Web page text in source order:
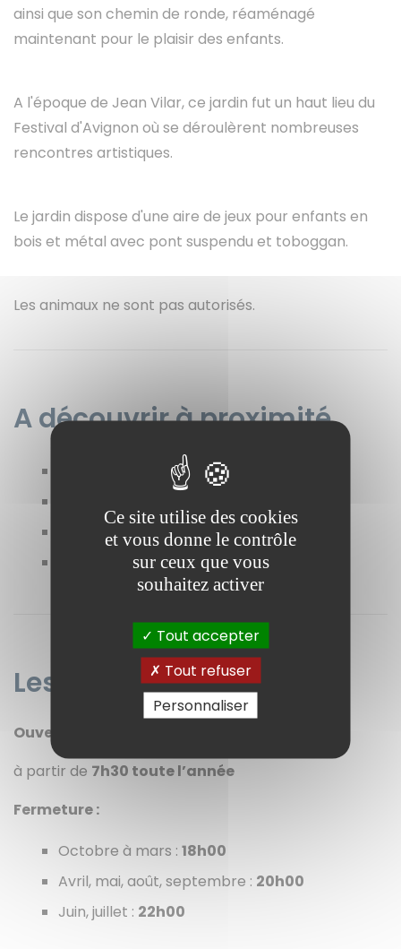
ainsi que son chemin de ronde, réaménagé
maintenant pour le plaisir des enfants.
A l'époque de Jean Vilar, ce jardin fut un haut lieu du
Festival d'Avignon où se déroulèrent nombreuses
rencontres artistiques.
Le jardin dispose d'une aire de jeux pour enfants en
bois et métal avec pont suspendu et toboggan.
Les animaux ne sont pas autorisés.
A découvrir à proximité
Place de la Mirande
Cinéma Utopia
Les Halles d'Avignon
Les horaires d'ouverture
Ouverture :
à partir de 7h30 toute l’année
Fermeture:
Octobre à mars : 18h00
Avril, mai, août, septembre : 20h00
Juin, juillet : 22h00
Ce site utilise des cookies
et vous donne le contrôle
sur ceux que vous
souhaitez activer
Tout accepter
Tout refuser
Personnaliser